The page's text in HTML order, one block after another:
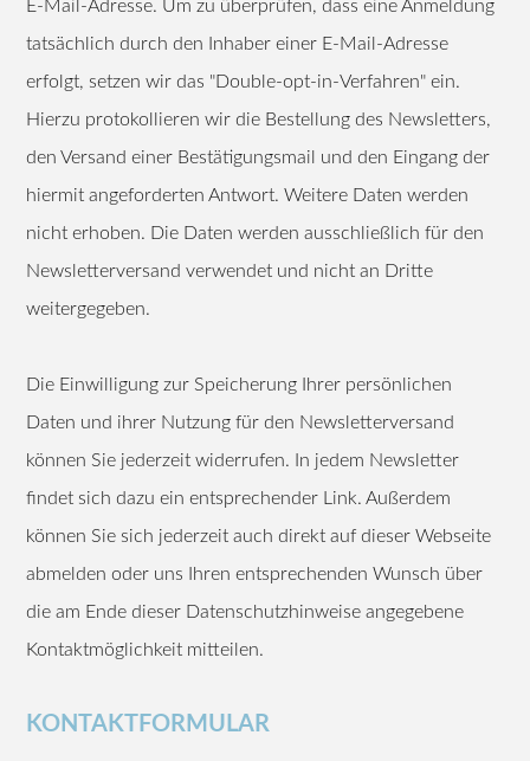
E-Mail-Adresse. Um zu überprüfen, dass eine Anmeldung
tatsächlich durch den Inhaber einer E-Mail-Adresse
erfolgt, setzen wir das "Double-opt-in-Verfahren" ein.
Hierzu protokollieren wir die Bestellung des Newsletters,
den Versand einer Bestätigungsmail und den Eingang der
hiermit angeforderten Antwort. Weitere Daten werden
nicht erhoben. Die Daten werden ausschließlich für den
Newsletterversand verwendet und nicht an Dritte
weitergegeben.
Die Einwilligung zur Speicherung Ihrer persönlichen
Daten und ihrer Nutzung für den Newsletterversand
können Sie jederzeit widerrufen. In jedem Newsletter
findet sich dazu ein entsprechender Link. Außerdem
können Sie sich jederzeit auch direkt auf dieser Webseite
abmelden oder uns Ihren entsprechenden Wunsch über
die am Ende dieser Datenschutzhinweise angegebene
Kontaktmöglichkeit mitteilen.
KONTAKTFORMULAR